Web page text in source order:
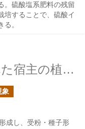
。硫酸塩系肥料の残留
培することで、硫酸イ
。
ネナシカズラに寄生された宿主の植物は大変だ
象
成し、受粉・種子形